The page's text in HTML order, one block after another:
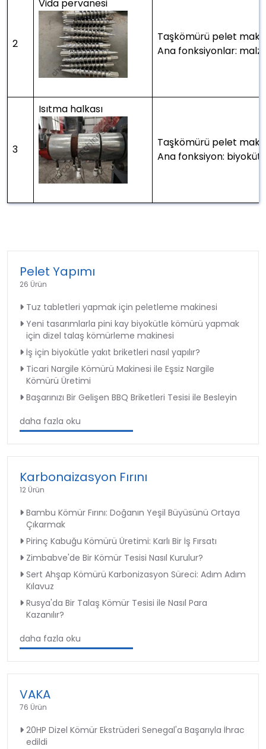
2
Vida pervanesi
Taşkömürü pelet
Ana fonksiyonlar:
3
Isıtma halkası
Taşkömürü pelet
Ana fonksiyon:
Pelet Yapımı
26 Ürün
Tuz tabletleri yapmak için peletleme makinesi
Yeni tasarımlarla pini kay biyokütle kömürü yapmak
için dizel talaş kömürleme makinesi
İş için biyokütle yakıt briketleri nasıl yapılır?
Ticari Nargile Kömürü Makinesi ile Eşsiz Nargile
Kömürü Üretimi
Başarınızı Bir Gelişen BBQ Briketleri Tesisi ile Besleyin
daha fazla oku
Karbonaizasyon Fırını
12 Ürün
Bambu Kömür Fırını: Doğanın Yeşil Büyüsünü Ortaya
Çıkarmak
Pirinç Kabuğu Kömürü Üretimi: Karlı Bir İş Fırsatı
Zimbabve'de Bir Kömür Tesisi Nasıl Kurulur?
Sert Ahşap Kömürü Karbonizasyon Süreci: Adım Adım
Kılavuz
Rusya'da Bir Talaş Kömür Tesisi ile Nasıl Para
Kazanılır?
daha fazla oku
VAKA
76 Ürün
20HP Dizel Kömür Ekstrüderi Senegal'a Başarıyla İhrac
edildi